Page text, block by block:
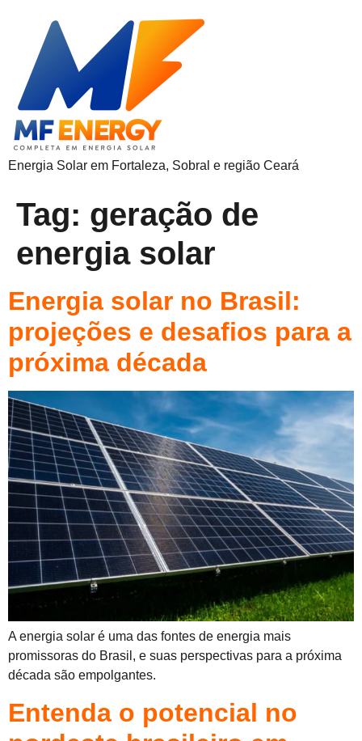
Energia Solar em Fortaleza, Sobral e região Ceará
Tag: geração de
energia solar
Energia solar no Brasil:
projeções e desafios para a
próxima década
A energia solar é uma das fontes de energia mais
promissoras do Brasil, e suas perspectivas para a próxima
década são empolgantes.
Entenda o potencial no